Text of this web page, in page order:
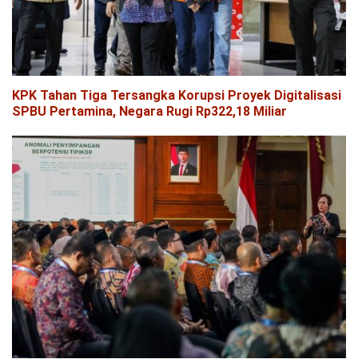
KPK Tahan Tiga Tersangka Korupsi Proyek Digitalisasi
SPBU Pertamina, Negara Rugi Rp322,18 Miliar